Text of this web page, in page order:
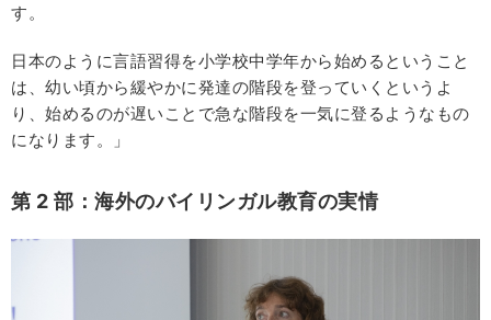
す。
日本のように言語習得を小学校中学年から始めるということ
は、幼い頃から緩やかに発達の階段を登っていくというよ
り、始めるのが遅いことで急な階段を一気に登るようなもの
になります。」
第 2 部：海外のバイリンガル教育の実情